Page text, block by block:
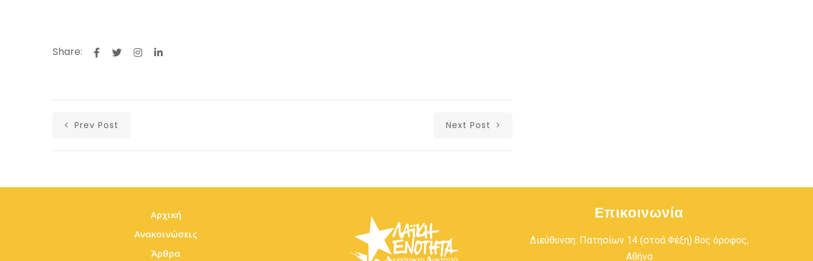
Share:
Prev Post Next Post
Αρχική
Ανακοινώσεις
Άρθρα
Επικοινωνία
Διεύθυνση: Πατησίων 14 (στοά Φέξη) 8ος όροφος,
Αθήνα